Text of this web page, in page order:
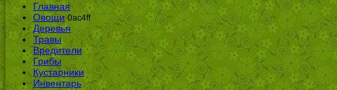
Главная
Овощи 0ac4ff
Деревья
Травы
Вредители
Грибы
Кустарники
Инвентарь